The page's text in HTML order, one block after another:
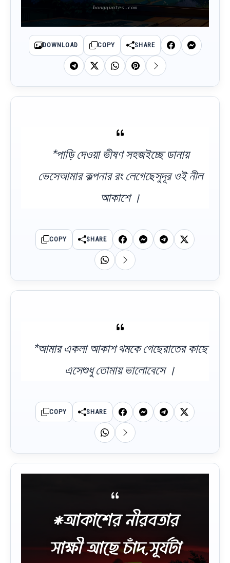
DOWNLOAD COPY SHARE
*পাড়ি দেওয়া ভীষণ সহজইচ্ছে ডানায়
ভেসেআমার কল্পনার রং লেগেছেসুদূর ওই নীল
আকাশে ।
COPY SHARE
*আমার একলা আকাশ থমকে গেছেরাতের কাছে
এসেশুধু তোমায় ভালোবেসে ।
COPY SHARE
*আকাশের নীরবতার
সাক্ষী আছে চাঁদ,সূর্যটা